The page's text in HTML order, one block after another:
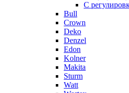
С
Bull
Crown
Deko
Denzel
Edon
Kolner
Makita
Sturm
Watt